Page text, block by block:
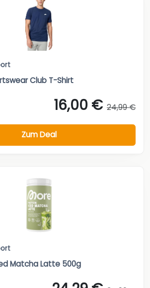
Club T-Shirt
16,00 € 24,99 €
Zum Deal
Matcha Latte 500g